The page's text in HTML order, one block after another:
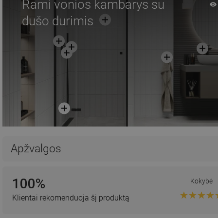
Rami vonios kambarys su
dušo durimis
Apžvalgos
100%
Klientai rekomenduoja šį produktą
Kokybė